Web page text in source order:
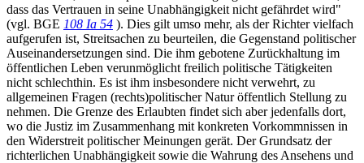
dass das Vertrauen in seine Unabhängigkeit nicht gefährdet wird"
(vgl. BGE 108 Ia 54 ). Dies gilt umso mehr, als der Richter vielfach
aufgerufen ist, Streitsachen zu beurteilen, die Gegenstand politischer
Auseinandersetzungen sind. Die ihm gebotene Zurückhaltung im
öffentlichen Leben verunmöglicht freilich politische Tätigkeiten
nicht schlechthin. Es ist ihm insbesondere nicht verwehrt, zu
allgemeinen Fragen (rechts)politischer Natur öffentlich Stellung zu
nehmen. Die Grenze des Erlaubten findet sich aber jedenfalls dort,
wo die Justiz im Zusammenhang mit konkreten Vorkommnissen in
den Widerstreit politischer Meinungen gerät. Der Grundsatz der
richterlichen Unabhängigkeit sowie die Wahrung des Ansehens und